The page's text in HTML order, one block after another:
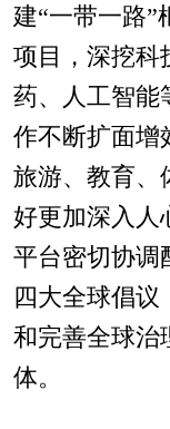
建“一带一路”
项目，深挖科
药、人工智能
作不断扩面增
旅游、教育、
好更加深入人
平台密切协调
四大全球倡
和完善全球治
体。